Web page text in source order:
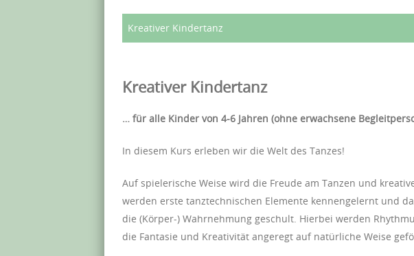
Kreativer Kindertanz
Kreativer Kindertanz
… für alle Kinder von 4-6 Jahren (ohne erwachsene
In diesem Kurs erleben wir die Welt des Tanzes!
Auf spielerische Weise wird die Freude am Tanzen und
werden erste tanztechnischen Elemente kennengelernt und
die (Körper-) Wahrnehmung geschult. Hierbei werden
die Fantasie und Kreativität angeregt auf natürliche Weise